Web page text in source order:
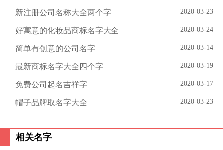
2020-03-23
新注册公司名称大全两个字
2020-03-24
好寓意的化妆品商标名字大全
2020-03-14
简单有创意的公司名字
2020-03-19
最新商标名字大全四个字
2020-03-17
免费公司起名吉祥字
2020-03-23
帽子品牌取名字大全
相关名字